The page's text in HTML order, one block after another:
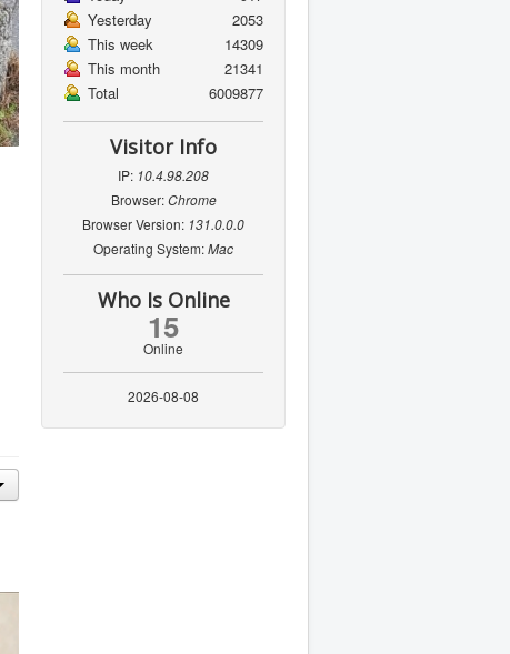
Yesterday
2053
This week
14309
This month
21341
Total
6009877
Visitor Info
IP: 10.4.98.208
Browser:Chrome
Browser Version: 131.0.0.0
Operating System:Mac
Who Is Online
15
Online
2026-08-08